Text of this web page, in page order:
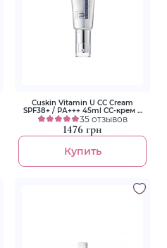
Cuskin Vitamin U CC Cream
SPF38+ / РА+++ 45ml СС-крем с
витамином U
35 отзывов
1476 грн
Купить